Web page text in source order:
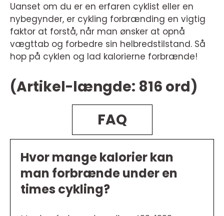
Uanset om du er en erfaren cyklist eller en
nybegynder, er cykling forbrænding en vigtig
faktor at forstå, når man ønsker at opnå
vægttab og forbedre sin helbredstilstand. Så
hop på cyklen og lad kalorierne forbrænde!
(Artikel-længde: 816 ord)
FAQ
Hvor mange kalorier kan
man forbrænde under en
times cykling?